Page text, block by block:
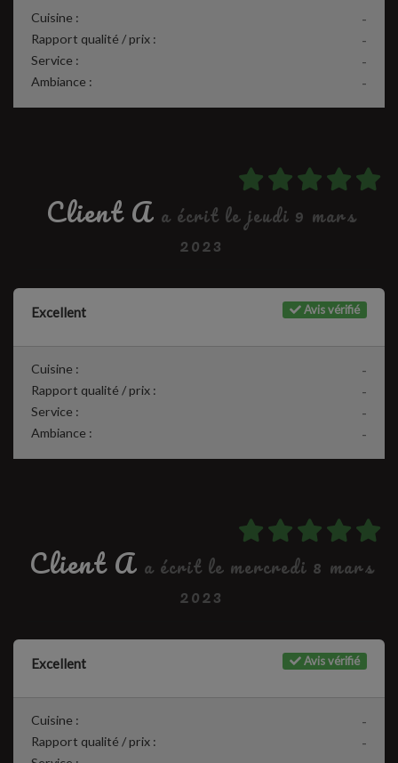
-
Cuisine :
-
Rapport qualité / prix :
-
Service :
-
Ambiance :
Client A a écrit le jeudi 9 mars
2023
Avis vérifié
Excellent
-
Cuisine :
-
Rapport qualité / prix :
-
Service :
-
Ambiance :
Client A a écrit le mercredi 8 mars
2023
Avis vérifié
Excellent
-
Cuisine :
-
Rapport qualité / prix :